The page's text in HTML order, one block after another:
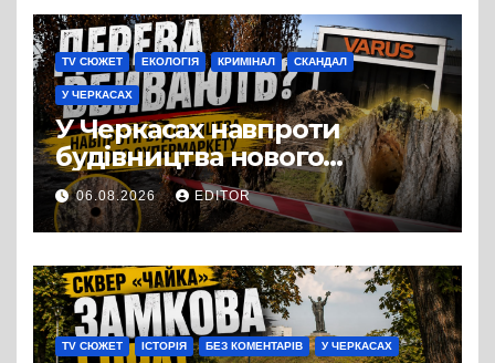
TV СЮЖЕТ ЕКОЛОГІЯ КРИМІНАЛ СКАНДАЛ
У ЧЕРКАСАХ
У Черкасах навпроти
будівництва нового
супермаркету VARUS на
проспекті Перемоги всохли
дерева. І це навряд чи
можна назвати
випадковістю
06.08.2026 EDITOR
TV СЮЖЕТ ІСТОРІЯ БЕЗ КОМЕНТАРІВ У ЧЕРКАСАХ